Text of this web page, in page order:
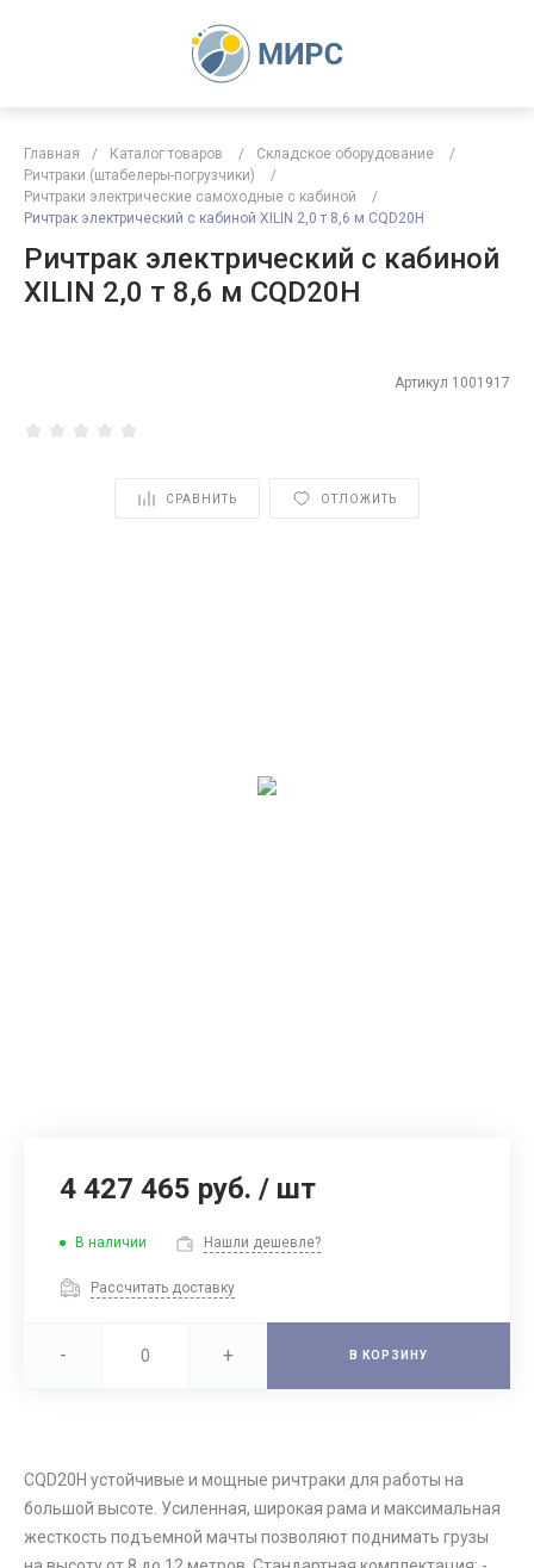
Главная / Каталог товаров / Складское оборудование
/
Ричтраки (штабелеры-погрузчики)
/
Ричтраки электрические самоходные с кабиной
/
Ричтрак электрический с кабиной XILIN 2,0 т 8,6 м CQD20H
Ричтрак электрический с кабиной
XILIN 2,0 т 8,6 м CQD20H
Артикул 1001917
СРАВНИТЬ ОТЛОЖИТЬ
4 427 465 руб. / шт
В наличии Нашли дешевле?
Рассчитать доставку
- + В КОРЗИНУ
CQD20H устойчивые и мощные ричтраки для работы на
большой высоте. Усиленная, широкая рама и максимальная
жесткость подъемной мачты позволяют поднимать грузы